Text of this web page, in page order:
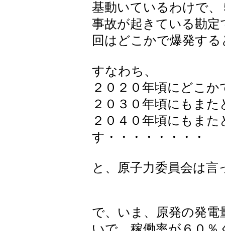
基動いているわけで
事故が起きている勘
回はどこかで爆発す
すなわち、
２０２０年頃にどこ
２０３０年頃にもま
２０４０年頃にもま
す・・・・・・・・
と、原子力委員会は
で、いま、原発の発電